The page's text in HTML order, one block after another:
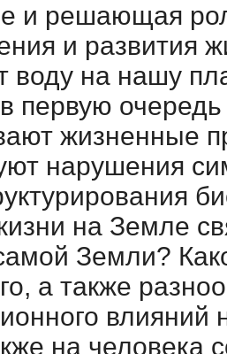
и решающая
и развития
воду на нашу
первую очередь
жизненные
нарушения
на Земле
Земли?
а также
влияний
на человека